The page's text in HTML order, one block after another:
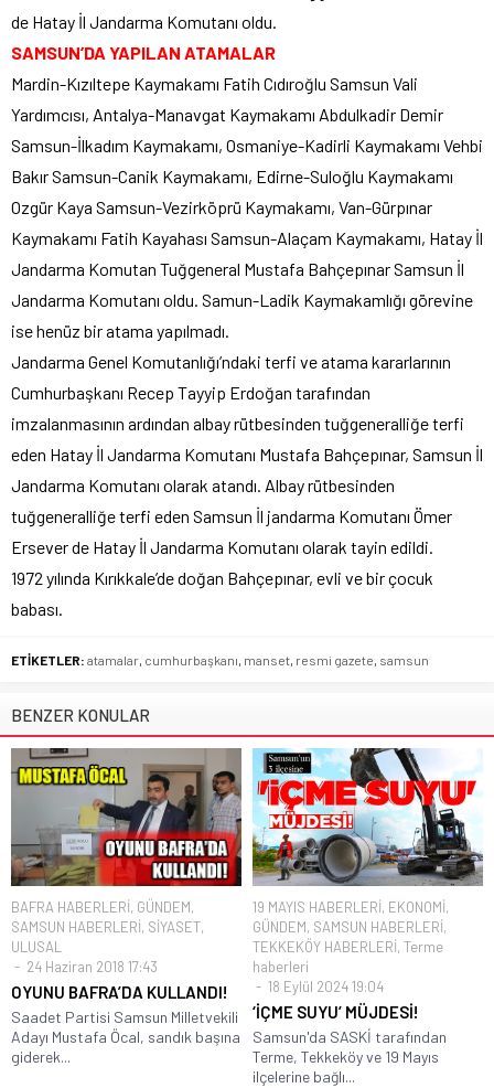
de Hatay İl Jandarma Komutanı oldu.
SAMSUN’DA YAPILAN ATAMALAR
Mardin-Kızıltepe Kaymakamı Fatih Cıdıroğlu Samsun Vali
Yardımcısı, Antalya-Manavgat Kaymakamı Abdulkadir Demir
Samsun-İlkadım Kaymakamı, Osmaniye-Kadirli Kaymakamı Vehbi
Bakır Samsun-Canik Kaymakamı, Edirne-Suloğlu Kaymakamı
Ozgür Kaya Samsun-Vezirköprü Kaymakamı, Van-Gürpınar
Kaymakamı Fatih Kayahası Samsun-Alaçam Kaymakamı, Hatay İl
Jandarma Komutan Tuğgeneral Mustafa Bahçepınar Samsun İl
Jandarma Komutanı oldu. Samun-Ladik Kaymakamlığı görevine
ise henüz bir atama yapılmadı.
Jandarma Genel Komutanlığı’ndaki terfi ve atama kararlarının
Cumhurbaşkanı Recep Tayyip Erdoğan tarafından
imzalanmasının ardından albay rütbesinden tuğgeneralliğe terfi
eden Hatay İl Jandarma Komutanı Mustafa Bahçepınar, Samsun İl
Jandarma Komutanı olarak atandı. Albay rütbesinden
tuğgeneralliğe terfi eden Samsun İl jandarma Komutanı Ömer
Ersever de Hatay İl Jandarma Komutanı olarak tayin edildi.
1972 yılında Kırıkkale’de doğan Bahçepınar, evli ve bir çocuk
babası.
ETİKETLER: atamalar, cumhurbaşkanı, manset, resmi gazete, samsun
BENZER KONULAR
BAFRA HABERLERİ, GÜNDEM,
SAMSUN HABERLERİ, SİYASET,
ULUSAL
24 Haziran 2018 17:43
OYUNU BAFRA’DA KULLANDI!
Saadet Partisi Samsun Milletvekili
Adayı Mustafa Öcal, sandık başına
giderek...
19 MAYIS HABERLERİ, EKONOMİ,
GÜNDEM, SAMSUN HABERLERİ,
TEKKEKÖY HABERLERİ, Terme
haberleri
18 Eylül 2024 19:04
‘İÇME SUYU’ MÜJDESİ!
Samsun'da SASKİ tarafından
Terme, Tekkeköy ve 19 Mayıs
ilçelerine bağlı...